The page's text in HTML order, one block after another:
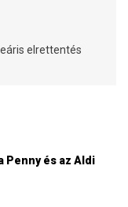
elrettentés
Penny és az Aldi